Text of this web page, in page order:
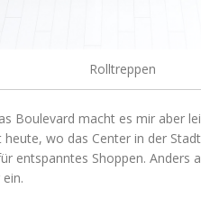
Rolltreppen
Boulevard macht es mir aber
heute, wo das Center in der
entspanntes Shoppen. Anders